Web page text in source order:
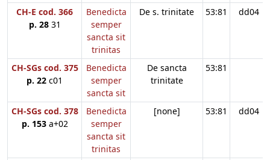
CH-E cod. 366
p. 2831
Benedicta
semper
sancta sit
trinitas
De s. trinitate 53:81 dd04
CH-SGs cod. 375
p. 22 c01
Benedicta
semper
sancta sit
De sancta
trinitate
53:81
CH-SGs cod. 378
p. 153a+02
Benedicta
semper
sancta sit
trinitas
[none] 53:81 dd04